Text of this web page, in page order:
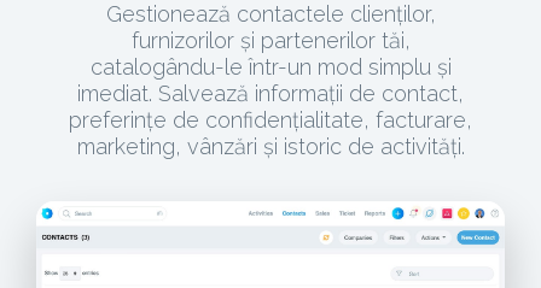
Gestionează contactele clienților,
furnizorilor și partenerilor tăi,
catalogându-le într-un mod simplu și
imediat. Salvează informații de contact,
preferințe de confidențialitate, facturare,
marketing, vânzări și istoric de activități.